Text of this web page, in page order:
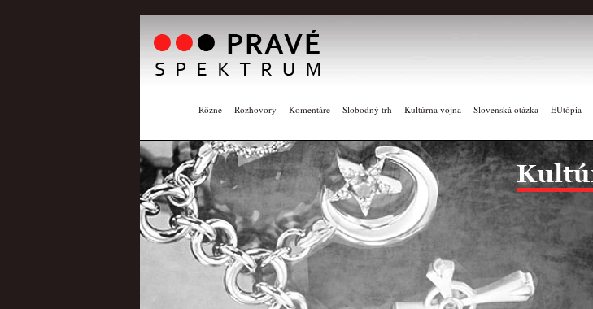
Rôzne Rozhovory Komentáre Slobodný trh Kultúrna vojna Slovenská otázka EUtópia